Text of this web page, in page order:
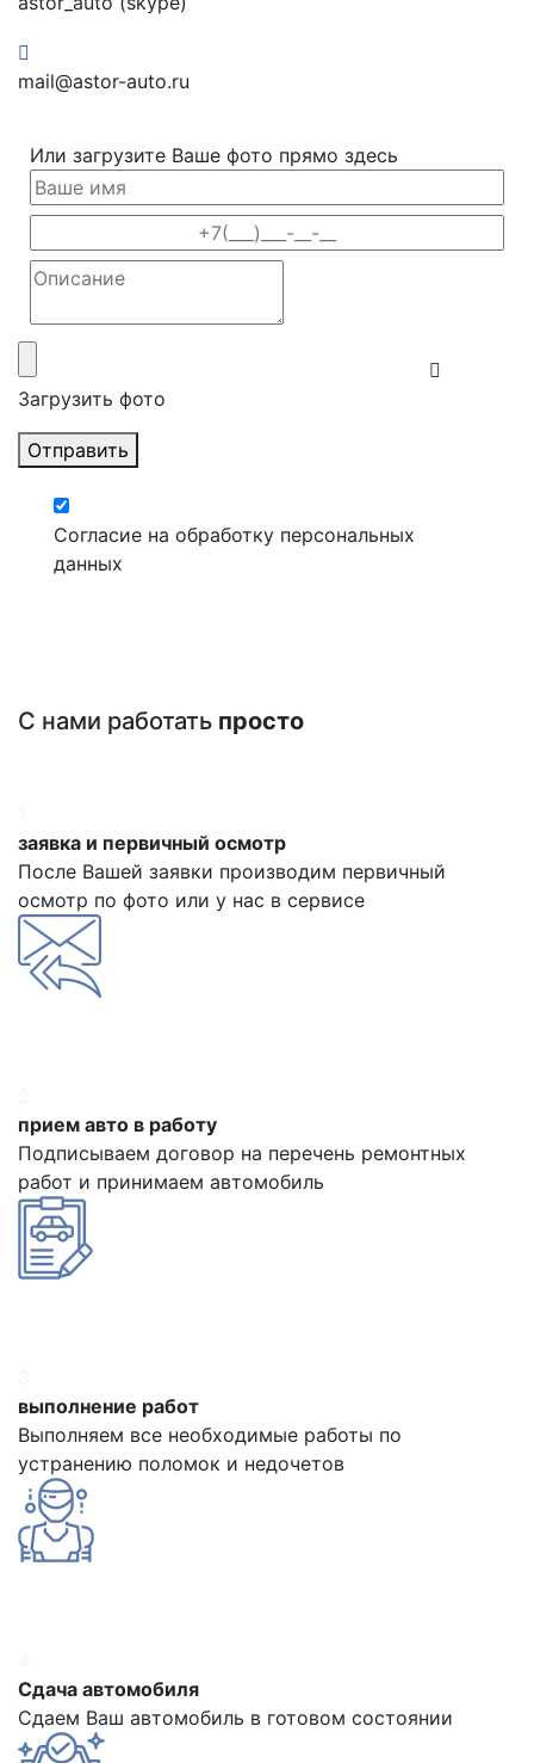
mail@astor-auto.ru
Или загрузите Ваше фото прямо здесь
Загрузить фото
Отправить
Согласие на обработку персональных
данных
С нами работать просто
заявка и первичный осмотр
После Вашей заявки производим первичный
осмотр по фото или у нас в сервисе
прием авто в работу
Подписываем договор на перечень ремонтных
работ и принимаем автомобиль
выполнение работ
Выполняем все необходимые работы по
устранению поломок и недочетов
Сдача автомобиля
Сдаем Ваш автомобиль в готовом состоянии